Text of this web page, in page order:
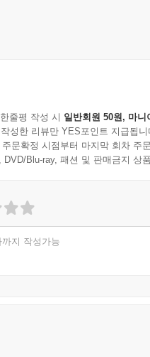
줄평 작성 시 일반회원 50원, 마니
성한 리뷰만 YES포인트 지급됩니
문확정 시점부터 마지막 회차 주
DVD/Blu-ray, 패션 및 판매금지 상
지 작성가능